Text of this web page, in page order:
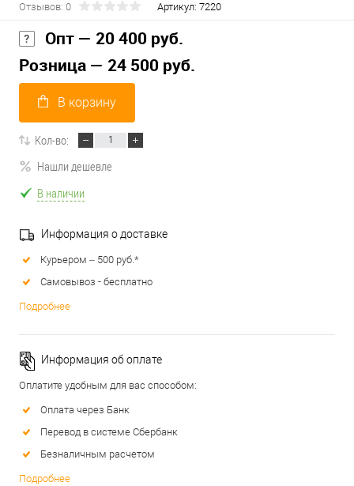
Отзывов: 0 Артикул: 7220
Опт — 20 400 руб.
Розница — 24 500 руб.
В корзину
Кол-во:
Нашли дешевле
В наличии
Информация о доставке
Курьером – 500 руб.*
Самовывоз - бесплатно
Подробнее
Информация об оплате
Оплатите удобным для вас способом:
Оплата через Банк
Перевод в системе Сбербанк
Безналичным расчетом
Подробнее